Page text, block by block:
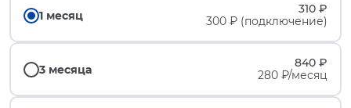
1 месяц
310 ₽
300 ₽ (подключение)
3 месяца
840 ₽
280 ₽/месяц